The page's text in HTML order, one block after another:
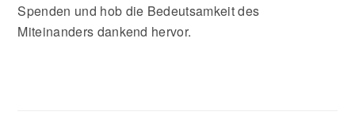
Spenden und hob die Bedeutsamkeit des
Miteinanders dankend hervor.